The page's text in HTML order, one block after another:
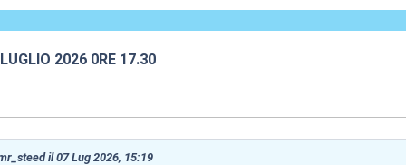
2026 0RE 17.30
il 07 Lug 2026, 15:19